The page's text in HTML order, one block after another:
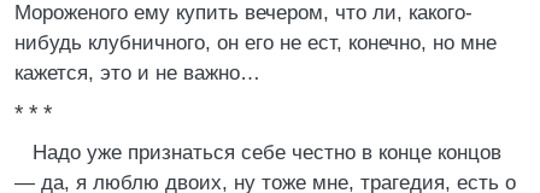
Мороженого ему купить вечером, что ли, какого-
нибудь клубничного, он его не ест, конечно, но мне
кажется, это и не важно…
* * *
Надо уже признаться себе честно в конце концов
— да, я люблю двоих, ну тоже мне, трагедия, есть о